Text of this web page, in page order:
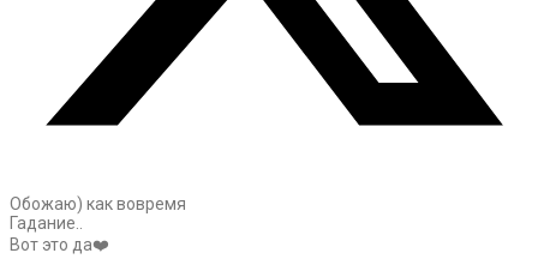
Обожаю) как вовремя
Гадание..
Вот это да❤️